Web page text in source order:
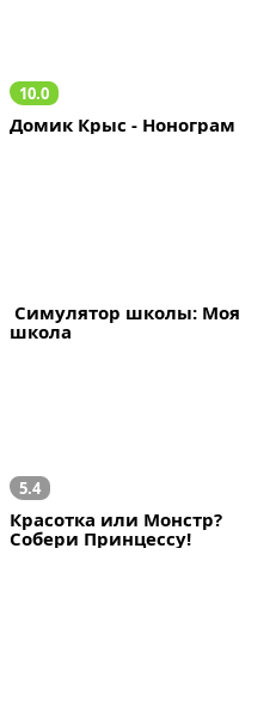
10.0
Домик Крыс - Нонограм
Симулятор школы: Моя
школа
5.4
Красотка или Монстр?
Собери Принцессу!